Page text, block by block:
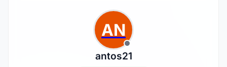
AN
antos21